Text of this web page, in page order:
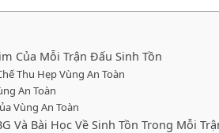
Của Mỗi Trận Đấu Sinh Tồn
Thu Hẹp Vùng An Toàn
An Toàn
Vùng An Toàn
Và Bài Học Về Sinh Tồn Trong Mỗi